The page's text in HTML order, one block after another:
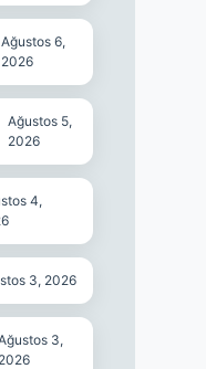
Ağustos 6,
2026
Ağustos 5,
2026
4,
3, 2026
3,
2026